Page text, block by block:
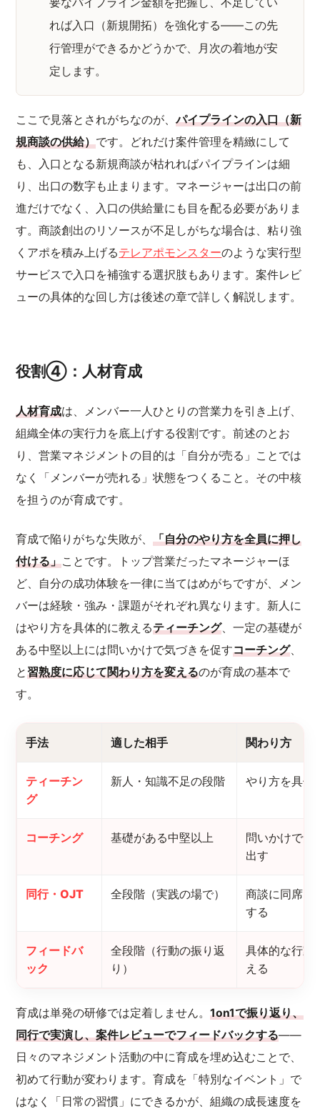
れば入口（新規開拓）を強化する——この先
行管理ができるかどうかで、月次の着地が安
定します。
ここで見落とされがちなのが、パイプラインの入口（新
規商談の供給）です。どれだけ案件管理を精緻にして
も、入口となる新規商談が枯れればパイプラインは細
り、出口の数字も止まります。マネージャーは出口の前
進だけでなく、入口の供給量にも目を配る必要がありま
す。商談創出のリソースが不足しがちな場合は、粘り強
くアポを積み上げるテレアポモンスターのような実行型
サービスで入口を補強する選択肢もあります。案件レビ
ューの具体的な回し方は後述の章で詳しく解説します。
役割④：人材育成
人材育成は、メンバー一人ひとりの営業力を引き上げ、
組織全体の実行力を底上げする役割です。前述のとお
り、営業マネジメントの目的は「自分が売る」ことでは
なく「メンバーが売れる」状態をつくること。その中核
を担うのが育成です。
育成で陥りがちな失敗が、「自分のやり方を全員に押し
付ける」ことです。トップ営業だったマネージャーほ
ど、自分の成功体験を一律に当てはめがちですが、メン
バーは経験・強み・課題がそれぞれ異なります。新人に
はやり方を具体的に教えるティーチング、一定の基礎が
ある中堅以上には問いかけで気づきを促すコーチング、
と習熟度に応じて関わり方を変えるのが育成の基本で
す。
手法 適した相手 関わり方
ティーチン
グ
新人・知識不足の段階 やり方を具体
コーチング 基礎がある中堅以上
問いかけで気
出す
同行・OJT 全段階（実践の場で）
商談に同席し
する
フィードバ
ック
全段階（行動の振り返
り）
具体的な行動
える
育成は単発の研修では定着しません。1on1で振り返り、
同行で実演し、案件レビューでフィードバックする——
日々のマネジメント活動の中に育成を埋め込むことで、
初めて行動が変わります。育成を「特別なイベント」で
はなく「日常の習慣」にできるかが、組織の成長速度を